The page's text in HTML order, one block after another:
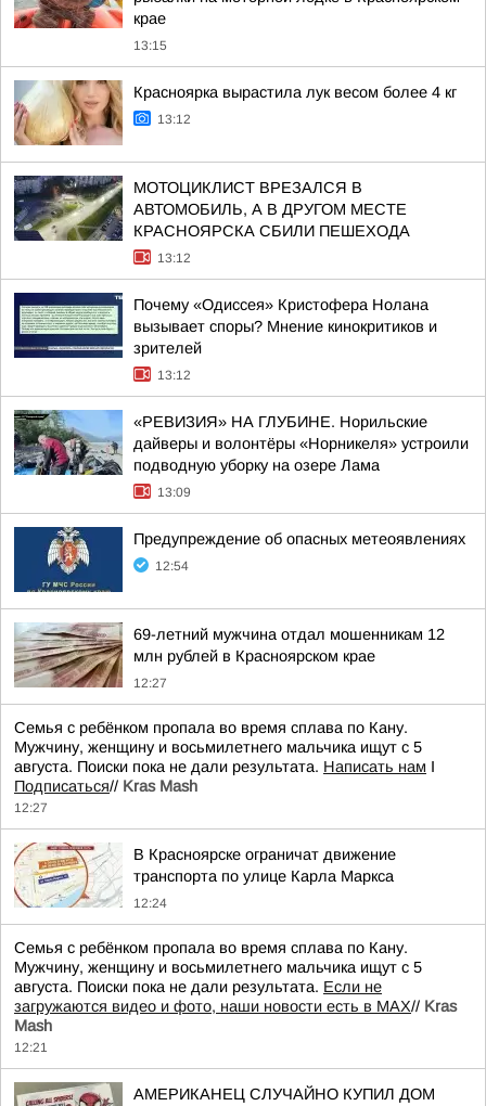
крае
13:15
Красноярка вырастила лук весом более 4 кг
13:12
МОТОЦИКЛИСТ ВРЕЗАЛСЯ В
АВТОМОБИЛЬ, А В ДРУГОМ МЕСТЕ
КРАСНОЯРСКА СБИЛИ ПЕШЕХОДА
13:12
Почему «Одиссея» Кристофера Нолана
вызывает споры? Мнение кинокритиков и
зрителей
13:12
«РЕВИЗИЯ» НА ГЛУБИНЕ. Норильские
дайверы и волонтёры «Норникеля» устроили
подводную уборку на озере Лама
13:09
Предупреждение об опасных метеоявлениях
12:54
69-летний мужчина отдал мошенникам 12
млн рублей в Красноярском крае
12:27
Семья с ребёнком пропала во время сплава по Кану.
Мужчину, женщину и восьмилетнего мальчика ищут с 5
августа. Поиски пока не дали результата. Написать нам I
Подписаться// Kras Mash
12:27
В Красноярске ограничат движение
транспорта по улице Карла Маркса
12:24
Семья с ребёнком пропала во время сплава по Кану.
Мужчину, женщину и восьмилетнего мальчика ищут с 5
августа. Поиски пока не дали результата. Если не
загружаются видео и фото, наши новости есть в MAX// Kras
Mash
12:21
АМЕРИКАНЕЦ СЛУЧАЙНО КУПИЛ ДОМ